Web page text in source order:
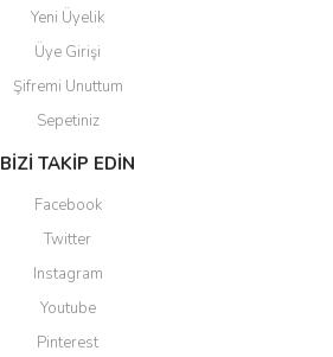
Yeni Üyelik
Üye Girişi
Şifremi Unuttum
Sepetiniz
BİZİ TAKİP EDİN
Facebook
Twitter
Instagram
Youtube
Pinterest